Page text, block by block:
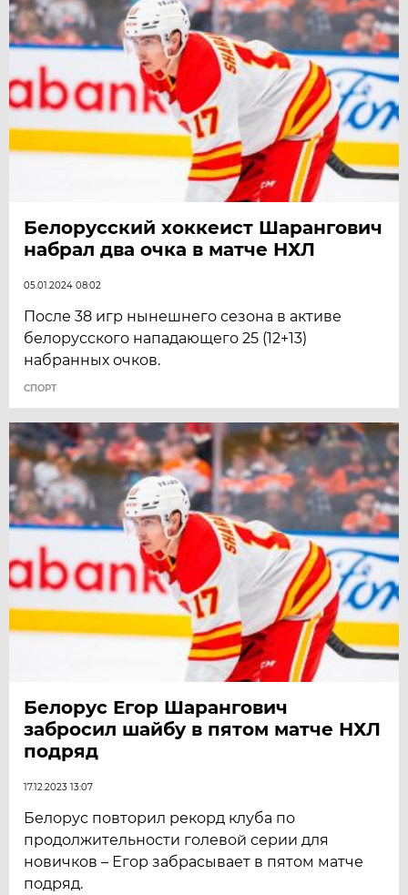
Белорусский хоккеист Шарангович
набрал два очка в матче НХЛ
05.01.2024 08:02
После 38 игр нынешнего сезона в активе
белорусского нападающего 25 (12+13)
набранных очков.
СПОРТ
Белорус Егор Шарангович
забросил шайбу в пятом матче НХЛ
подряд
17.12.2023 13:07
Белорус повторил рекорд клуба по
продолжительности голевой серии для
новичков – Егор забрасывает в пятом матче
подряд.